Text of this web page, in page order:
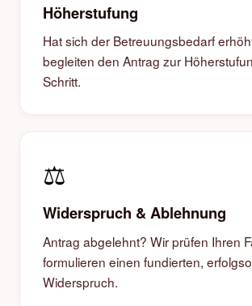
Höherstufung
Hat sich der Betreuungsbedarf
begleiten den Antrag zur
Schritt.
⚖️
Widerspruch & Ablehnung
Antrag abgelehnt? Wir prüfen Ihren
formulieren einen fundierten,
Widerspruch.